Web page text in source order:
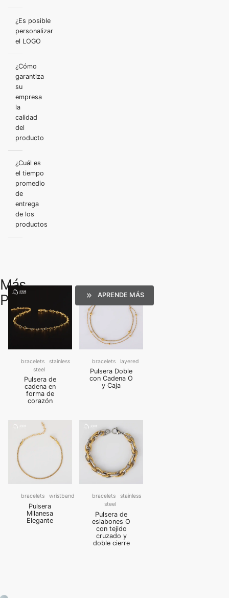
¿Es posible
personalizar
el LOGO
¿Cómo
garantiza
su
empresa
la
calidad
del
producto
¿Cuál es
el tiempo
promedio
de
entrega
de los
productos
Más
Productos
bracelets
stainless
steel
Pulsera de
cadena en
forma de
corazón
bracelets layered
Pulsera Doble
con Cadena O
y Caja
bracelets wristband
Pulsera
Milanesa
Elegante
bracelets
stainless
steel
Pulsera de
eslabones O
con tejido
cruzado y
doble cierre
APRENDE MÁS